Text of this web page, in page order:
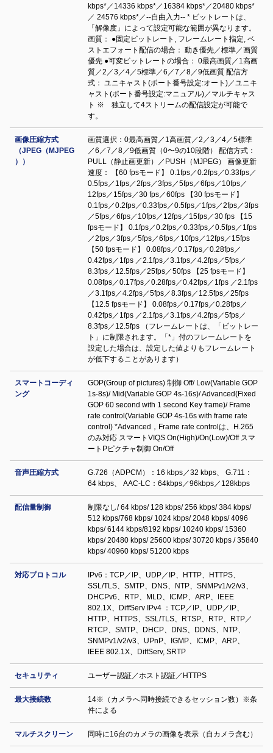
kbps*／14336 kbps*／16384 kbps*／20480 kbps*
／ 24576 kbps*／--自由入力-- * ビットレートは、
「解像度」によって設定可能な範囲が異なります。
画質： ●固定ビットレート, フレームレート指定, ベ
ストエフォート配信の場合： 動き優先／標準／画質
優先 ●可変ビットレートの場合： 0最高画質／1高画
質／2／3／4／5標準／6／7／8／9低画質 配信方
式： ユニキャスト(ポート番号設定:オート)／ユニキ
ャスト(ポート番号設定:マニュアル)／マルチキャス
ト ※ 独立して4ストリームの配信設定が可能で
す。
画像圧縮方式
（JPEG（MJPEG
））
画質選択：0最高画質／1高画質／2／3／4／5標準
／6／7／8／9低画質（0〜9の10段階） 配信方式：
PULL（静止画更新）／PUSH（MJPEG） 画像更新
速度： 【60 fpsモード】 0.1fps／0.2fps／0.33fps／
0.5fps／1fps／2fps／3fps／5fps／6fps／10fps／
12fps／15fps／30 fps／60fps 【30 fpsモード】
0.1fps／0.2fps／0.33fps／0.5fps／1fps／2fps／3fps
／5fps／6fps／10fps／12fps／15fps／30 fps 【15
fpsモード】 0.1fps／0.2fps／0.33fps／0.5fps／1fps
／2fps／3fps／5fps／6fps／10fps／12fps／15fps
【50 fpsモード】 0.08fps／0.17fps／0.28fps／
0.42fps／1fps ／2.1fps／3.1fps／4.2fps／5fps／
8.3fps／12.5fps／25fps／50fps 【25 fpsモード】
0.08fps／0.17fps／0.28fps／0.42fps／1fps ／2.1fps
／3.1fps／4.2fps／5fps／8.3fps／12.5fps／25fps
【12.5 fpsモード】 0.08fps／0.17fps／0.28fps／
0.42fps／1fps ／2.1fps／3.1fps／4.2fps／5fps／
8.3fps／12.5fps （フレームレートは、「ビットレー
ト」に制限されます。「*」付のフレームレートを
設定した場合は、設定した値よりもフレームレート
が低下することがあります）
スマートコーディ
ング
GOP(Group of pictures) 制御 Off/ Low(Variable GOP
1s-8s)/ Mid(Variable GOP 4s-16s)/ Advanced(Fixed
GOP 60 second with 1 second Key frame)/ Frame
rate control(Variable GOP 4s-16s with frame rate
control) *Advanced，Frame rate controlは、H.265
のみ対応 スマートVIQS On(High)/On(Low)/Off スマ
ートPピクチャ制御 On/Off
音声圧縮方式
G.726（ADPCM）：16 kbps／32 kbps、 G.711：
64 kbps、 AAC-LC：64kbps／96kbps／128kbps
配信量制御
制限なし/ 64 kbps/ 128 kbps/ 256 kbps/ 384 kbps/
512 kbps/768 kbps/ 1024 kbps/ 2048 kbps/ 4096
kbps/ 6144 kbps/8192 kbps/ 10240 kbps/ 15360
kbps/ 20480 kbps/ 25600 kbps/ 30720 kbps / 35840
kbps/ 40960 kbps/ 51200 kbps
対応プロトコル
IPv6：TCP／IP、UDP／IP、HTTP、HTTPS、
SSL/TLS、SMTP、DNS、NTP、SNMPv1/v2/v3、
DHCPv6、RTP、MLD、ICMP、ARP、IEEE
802.1X、DiffServ IPv4 ：TCP／IP、UDP／IP、
HTTP、HTTPS、SSL/TLS、RTSP、RTP、RTP／
RTCP、SMTP、DHCP、DNS、DDNS、NTP、
SNMPv1/v2/v3、UPnP、IGMP、ICMP、ARP、
IEEE 802.1X、DiffServ, SRTP
セキュリティ ユーザー認証／ホスト認証／HTTPS
最大接続数
14※（カメラへ同時接続できるセッション数）※条
件による
マルチスクリーン 同時に16台のカメラの画像を表示（自カメラ含む）